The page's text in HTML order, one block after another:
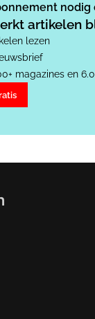
artikelen
lezen
magazines en